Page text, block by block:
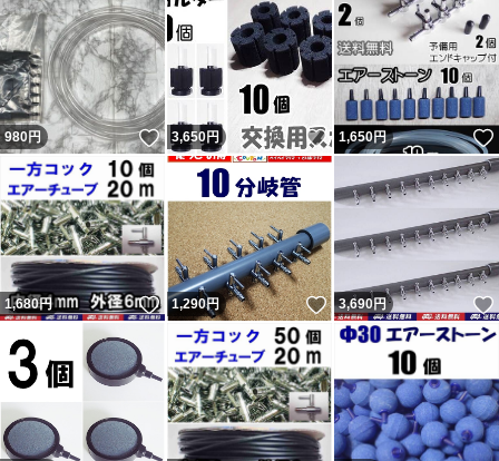
980円 いいね！
3,650円 いいね！
1,650円
1,680円 いいね！
1,290円 いいね！
3,690円